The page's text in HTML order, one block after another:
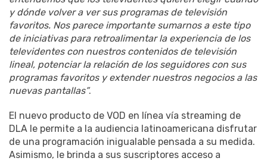
y dónde volver a ver sus programas de televisión
favoritos. Nos parece importante sumarnos a este tipo
de iniciativas para retroalimentar la experiencia de los
televidentes con nuestros contenidos de televisión
lineal, potenciar la relación de los seguidores con sus
programas favoritos y extender nuestros negocios a las
nuevas pantallas”.
El nuevo producto de VOD en línea vía streaming de
DLA le permite a la audiencia latinoamericana disfrutar
de una programación inigualable pensada a su medida.
Asimismo, le brinda a sus suscriptores acceso a